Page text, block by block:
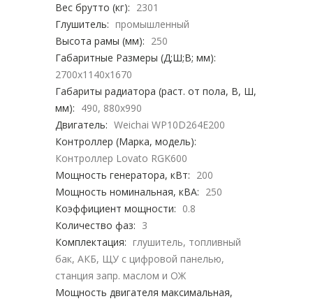
Вес брутто (кг): 2301
Глушитель: промышленный
Высота рамы (мм): 250
Габаритные Размеры (Д;Ш;В; мм):
2700x1140x1670
Габариты радиатора (раст. от пола, В, Ш,
мм): 490, 880х990
Двигатель: Weichai WP10D264E200
Контроллер (Марка, модель):
Контроллер Lovato RGK600
Мощность генератора, кВт: 200
Мощность номинальная, кВА: 250
Коэффициент мощности: 0.8
Количество фаз: 3
Комплектация: глушитель, топливный
бак, АКБ, ЩУ с цифровой панелью,
станция запр. маслом и ОЖ
Мощность двигателя максимальная,